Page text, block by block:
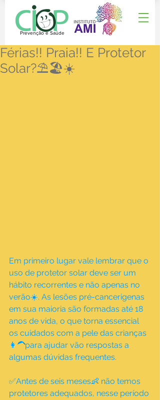
Prevenção e Saúde
Férias!! Praia!! E Protetor
Solar?⛱🏖☀️
Em primeiro lugar vale lembrar que o
uso de protetor solar deve ser um
hábito recorrentes e não apenas no
verão☀️. As lesões pré-cancerigenas
em sua maioria são formadas até 18
anos de vida, o que torna essencial
os cuidados com a pele das crianças
👩‍🦱para ajudar vão respostas a
algumas dúvidas frequentes.
✅Antes de seis meses👶 não temos
protetores adequados, nesse período